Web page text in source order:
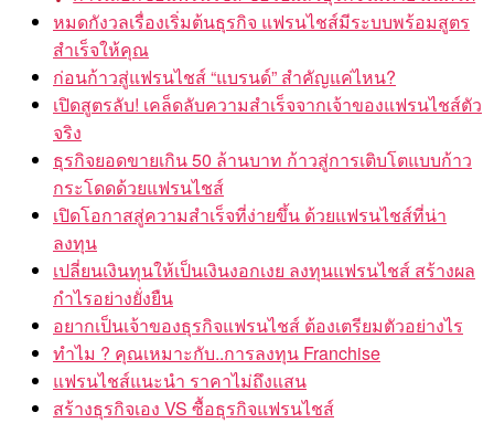
หมดกังวลเรื่องเริ่มต้นธุรกิจ แฟรนไชส์มีระบบพร้อมสูตร
สำเร็จให้คุณ
ก่อนก้าวสู่แฟรนไชส์ “แบรนด์” สำคัญแค่ไหน?
เปิดสูตรลับ! เคล็ดลับความสำเร็จจากเจ้าของแฟรนไชส์ตัว
จริง
ธุรกิจยอดขายเกิน 50 ล้านบาท ก้าวสู่การเติบโตแบบก้าว
กระโดดด้วยแฟรนไชส์
เปิดโอกาสสู่ความสำเร็จที่ง่ายขึ้น ด้วยแฟรนไชส์ที่น่า
ลงทุน
เปลี่ยนเงินทุนให้เป็นเงินงอกเงย ลงทุนแฟรนไชส์ สร้างผล
กำไรอย่างยั่งยืน
อยากเป็นเจ้าของธุรกิจแฟรนไชส์ ต้องเตรียมตัวอย่างไร
ทำไม ? คุณเหมาะกับ..การลงทุน Franchise
แฟรนไชส์แนะนำ ราคาไม่ถึงแสน
สร้างธุรกิจเอง VS ซื้อธุรกิจแฟรนไชส์